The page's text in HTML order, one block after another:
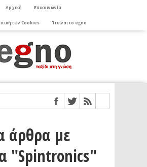
Αρχική Επικοινωνία
των Cookies Τι είναι το egno
άρθρα με
"Spintronics"